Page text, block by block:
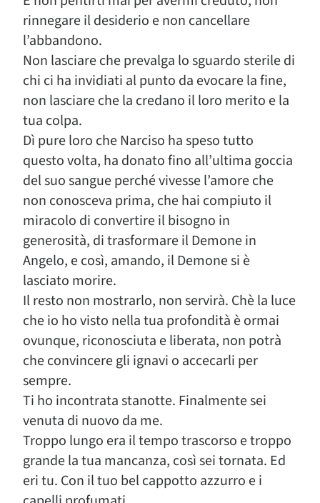
rinnegare il desiderio e non cancellare
l’abbandono.
Non lasciare che prevalga lo sguardo sterile di
chi ci ha invidiati al punto da evocare la fine,
non lasciare che la credano il loro merito e la
tua colpa.
Dì pure loro che Narciso ha speso tutto
questo volta, ha donato fino all’ultima goccia
del suo sangue perché vivesse l’amore che
non conosceva prima, che hai compiuto il
miracolo di convertire il bisogno in
generosità, di trasformare il Demone in
Angelo, e così, amando, il Demone si è
lasciato morire.
Il resto non mostrarlo, non servirà. Chè la luce
che io ho visto nella tua profondità è ormai
ovunque, riconosciuta e liberata, non potrà
che convincere gli ignavi o accecarli per
sempre.
Ti ho incontrata stanotte. Finalmente sei
venuta di nuovo da me.
Troppo lungo era il tempo trascorso e troppo
grande la tua mancanza, così sei tornata. Ed
eri tu. Con il tuo bel cappotto azzurro e i